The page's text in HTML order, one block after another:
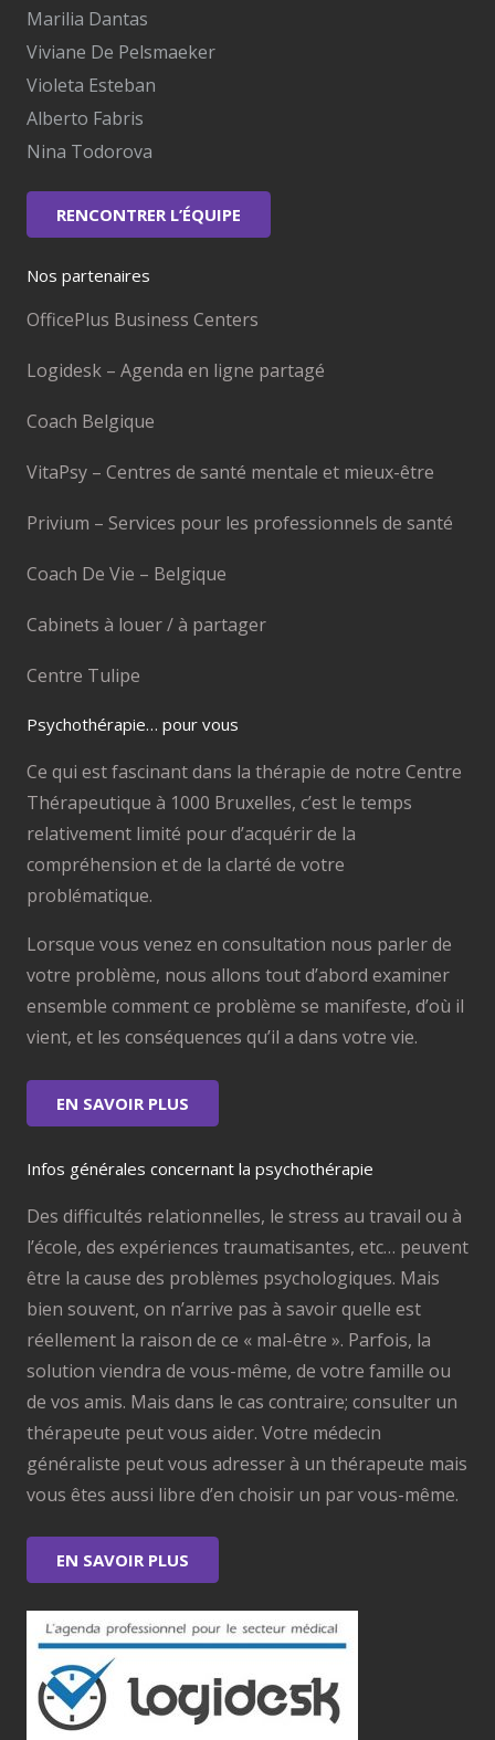
Marilia Dantas
Viviane De Pelsmaeker
Violeta Esteban
Alberto Fabris
Nina Todorova
RENCONTRER L’ÉQUIPE
Nos partenaires
OfficePlus Business Centers
Logidesk – Agenda en ligne partagé
Coach Belgique
VitaPsy – Centres de santé mentale et mieux-être
Privium – Services pour les professionnels de santé
Coach De Vie – Belgique
Cabinets à louer / à partager
Centre Tulipe
Psychothérapie… pour vous
Ce qui est fascinant dans la thérapie de notre Centre
Thérapeutique à 1000 Bruxelles, c’est le temps
relativement limité pour d’acquérir de la
compréhension et de la clarté de votre
problématique.
Lorsque vous venez en consultation nous parler de
votre problème, nous allons tout d’abord examiner
ensemble comment ce problème se manifeste, d’où il
vient, et les conséquences qu’il a dans votre vie.
EN SAVOIR PLUS
Infos générales concernant la psychothérapie
Des difficultés relationnelles, le stress au travail ou à
l’école, des expériences traumatisantes, etc… peuvent
être la cause des problèmes psychologiques. Mais
bien souvent, on n’arrive pas à savoir quelle est
réellement la raison de ce « mal-être ». Parfois, la
solution viendra de vous-même, de votre famille ou
de vos amis. Mais dans le cas contraire; consulter un
thérapeute peut vous aider. Votre médecin
généraliste peut vous adresser à un thérapeute mais
vous êtes aussi libre d’en choisir un par vous-même.
EN SAVOIR PLUS